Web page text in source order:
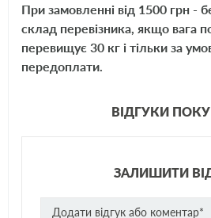
При замовленні від 1500 грн -
склад перевізника, якщо вага
перевищує 30 кг і тільки за
передоплати.
ВІДГУКИ
ЗАЛИШИТИ